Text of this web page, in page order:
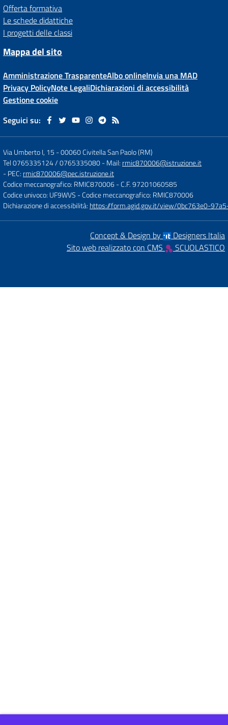
Offerta formativa
Le schede didattiche
I progetti delle classi
Mappa del sito
Amministrazione TrasparenteAlbo onlineInvia una MAD
Privacy PolicyNote LegaliDichiarazioni di accessibilità
Gestione cookie
Seguici su:
Via Umberto I, 15 -00060 Civitella San Paolo (RM)
Tel 0765335124 / 0765335080- Mail: rmic870006@istruzione.it
- PEC: rmic870006@pec.istruzione.it
Codice meccanografico: RMIC870006- C.F. 97201060585
Codice univoco: UF9WVS - Codice meccanografico: RMIC870006
Dichiarazione di accessibilità: https://form.agid.gov.it/view/0bc763e0-
Concept & Design by
Designers Italia
Sito web realizzato con CMS
SCUOLASTICO